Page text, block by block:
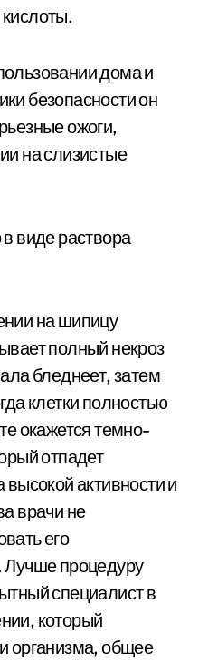
дома и
безопасности он
ожоги,
на слизистые
виде раствора
на шипицу
полный некроз
бледнеет, затем
клетки полностью
окажется темно-
отпадет
активности и
врачи не
его
Лучше процедуру
специалист в
который
организма, общее